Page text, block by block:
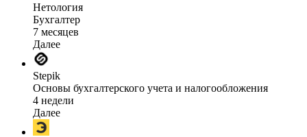
Нетология
Бухгалтер
7 месяцев
Далее
Stepik
Основы бухгалтерского учета и налогообложения
4 недели
Далее